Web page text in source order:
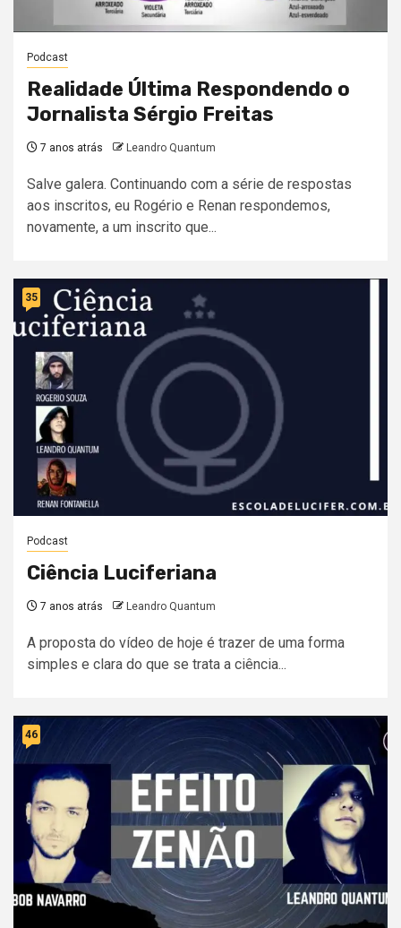
Podcast
Realidade Última Respondendo o
Jornalista Sérgio Freitas
7 anos atrás Leandro Quantum
Salve galera. Continuando com a série de respostas
aos inscritos, eu Rogério e Renan respondemos,
novamente, a um inscrito que...
35
Podcast
Ciência Luciferiana
7 anos atrás Leandro Quantum
A proposta do vídeo de hoje é trazer de uma forma
simples e clara do que se trata a ciência...
46